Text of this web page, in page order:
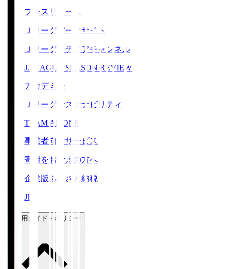
プレスリリース
Ｊリーグデータサイト
Ｊリーグメディアチャンネル
J.LEAGUE SEASON REVIEW
アカデミー
Ｊリーグサステナビリティ
TEAM AS ONE
事業者向けサービス
寄附をお考えの方へ
企業版ふるさと納税
JFA
ご利用ガイド・ポリシー